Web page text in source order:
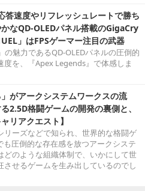
答速度やリフレッシュレートで勝ち
なQD-OLEDパネル搭載のGigaCry
」はFPSゲーマー注目の武器
の魅力であるQD-OLEDパネルの圧倒的
度を、『Apex Legends』で体感しま
」がアークシステムワークスの流
2.5D格闘ゲームの開発の裏側と、
リアクエスト】
リーズなどで知られ、世界的な格闘ゲ
も圧倒的な存在感を放つアークシステ
どのような組織体制で、いかにして世
させるゲームを生み出しているのでし